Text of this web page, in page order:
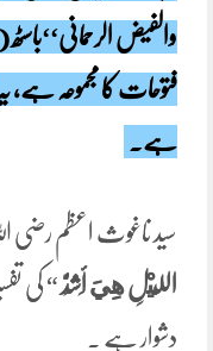
فتوحات کا مجموعہ
ہے۔
سید ناغوث اعظم رضی
اللَّيْلِ هِيَ أَشَدُّ “ کی
دشوار ہے ۔